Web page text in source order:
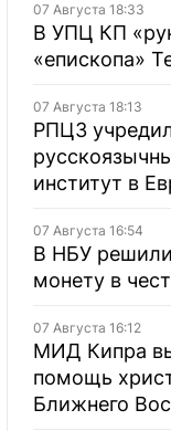
07 Августа 18:33
В УПЦ КП
«епископа»
07 Августа 18:13
РПЦЗ
институт в
07 Августа 16:54
В НБУ
монету в
07 Августа 16:12
МИД Кипра
помощь
Ближнего